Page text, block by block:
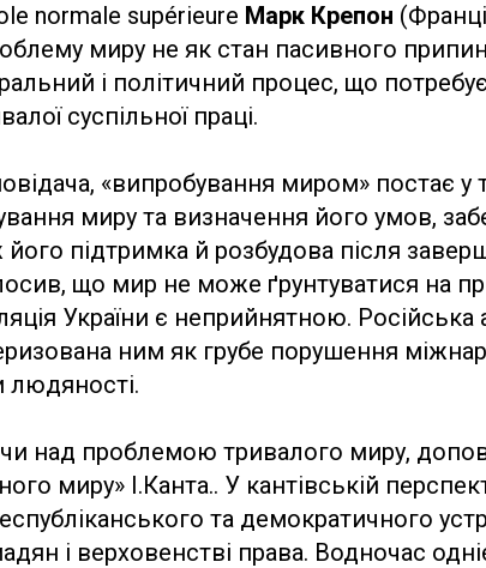
normale supérieure Марк Крепон
миру не як стан пасивного
і політичний процес, що потребує
суспільної праці.
«випробування миром» постає у
миру та визначення його умов,
його підтримка й розбудова після
що мир не може ґрунтуватися на
України є неприйнятною. Російська
ним як грубе порушення
людяності.
над проблемою тривалого миру,
миру» І.Канта.. У кантівській
та демократичного
і верховенстві права. Водночас